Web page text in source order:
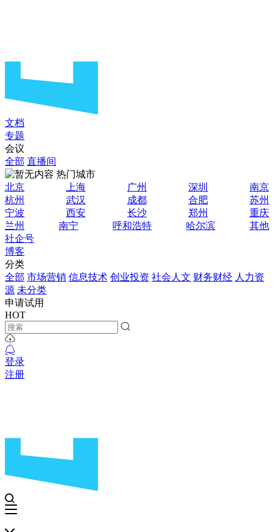
文档
专题
会议
全部 直播间
热门城市
北京
上海 广州 深圳
南京
杭州
武汉 成都 合肥
苏州
宁波
西安 长沙 郑州
重庆
兰州
南宁 呼和浩特 哈尔滨
其他
社企号
博客
分类
全部 市场营销 信息技术 创业投资 社会人文 财务财经 人力资
源 未分类
申请试用
HOT
登录
注册